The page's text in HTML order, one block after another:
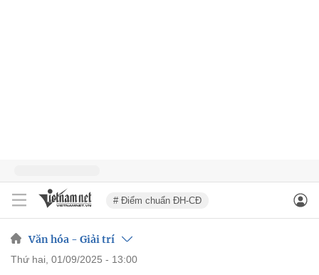
# Điểm chuẩn ĐH-CĐ
Văn hóa - Giải trí
thứ hai, 01/09/2025 - 13:00